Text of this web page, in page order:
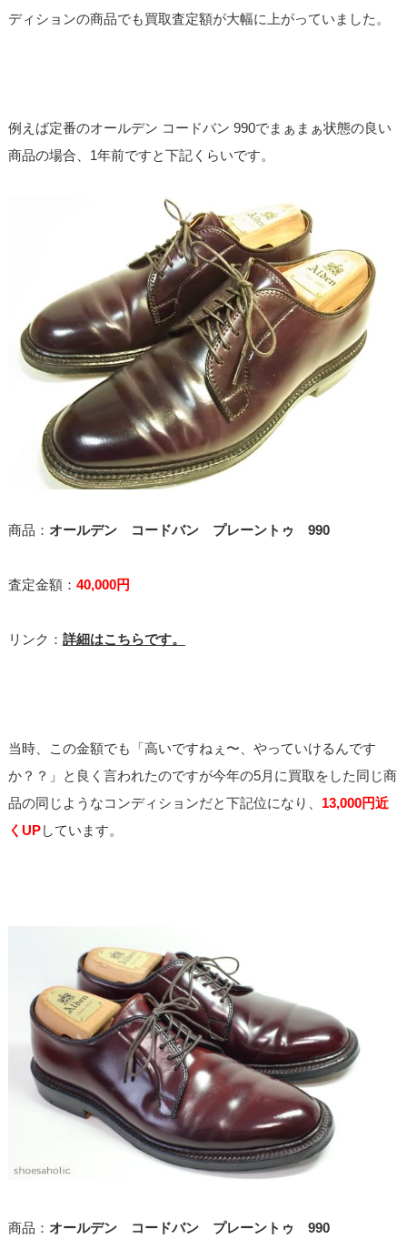
ディションの商品でも買取査定額が大幅に上がっていました。
例えば定番のオールデン コードバン 990でまぁまぁ状態の良い
商品の場合、1年前ですと下記くらいです。
商品： オールデン コードバン プレーントゥ 990
査定金額： 40,000円
リンク： 詳細はこちらです。
当時、この金額でも「高いですねぇ〜、やっていけるんです
か？？」と良く言われたのですが今年の5月に買取をした同じ商
品の同じようなコンディションだと下記位になり、 13,000円近
くUPしています。
商品： オールデン コードバン プレーントゥ 990